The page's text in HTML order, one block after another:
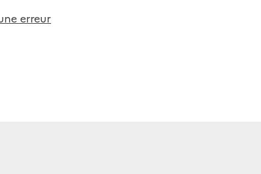
erreur